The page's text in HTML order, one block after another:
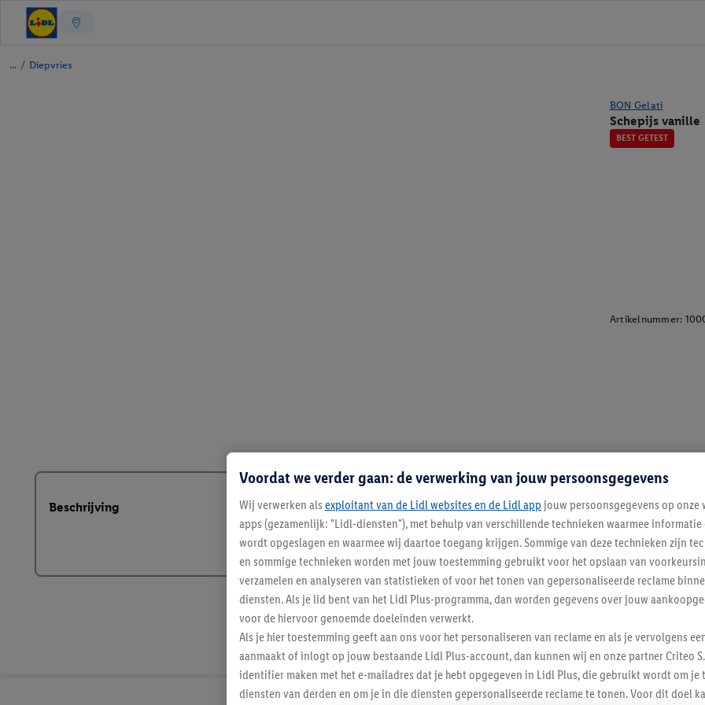
/ Diepvries
BON Gelati
Schepijs vanille
BEST GETEST
Artikelnummer:
Beschrijving
Voordat we verder gaan: de verwerking van jouw persoonsgegevens
Wij verwerken als exploitant van de Lidl websites en de Lidl app jouw persoonsgegevens op onze
apps (gezamenlijk: "Lidl-diensten"), met behulp van verschillende technieken waarmee
wordt opgeslagen en waarmee wij daartoe toegang krijgen. Sommige van deze technieken zijn
en sommige technieken worden met jouw toestemming gebruikt voor het opslaan van
verzamelen en analyseren van statistieken of voor het tonen van gepersonaliseerde reclame
diensten. Als je lid bent van het Lidl Plus-programma, dan worden gegevens over jouw
voor de hiervoor genoemde doeleinden verwerkt.
Als je hier toestemming geeft aan ons voor het personaliseren van reclame en als je vervolgens
aanmaakt of inlogt op jouw bestaande Lidl Plus-account, dan kunnen wij en onze partner Criteo
identifier maken met het e-mailadres dat je hebt opgegeven in Lidl Plus, die gebruikt wordt om je
diensten van derden en om je in die diensten gepersonaliseerde reclame te tonen. Voor dit doel